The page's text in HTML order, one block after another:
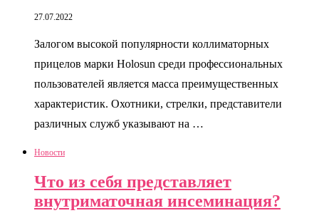
27.07.2022
Залогом высокой популярности коллиматорных
прицелов марки Holosun среди профессиональных
пользователей является масса преимущественных
характеристик. Охотники, стрелки, представители
различных служб указывают на …
Новости
Что из себя представляет
внутриматочная инсеминация?